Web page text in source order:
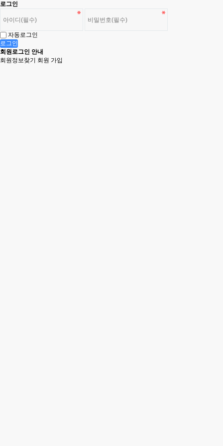
로그인
자동로그인
회원로그인 안내
회원정보찾기
회원 가입